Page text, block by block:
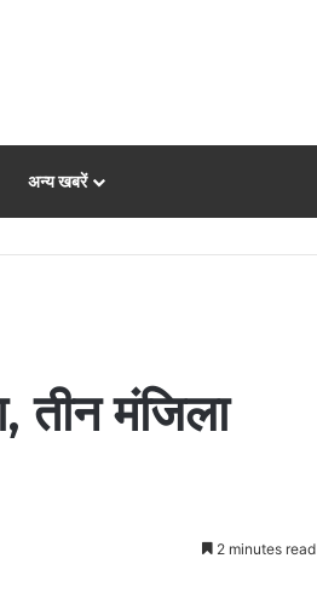
अन्य खबरें
तीन मंजिला
2 minutes read